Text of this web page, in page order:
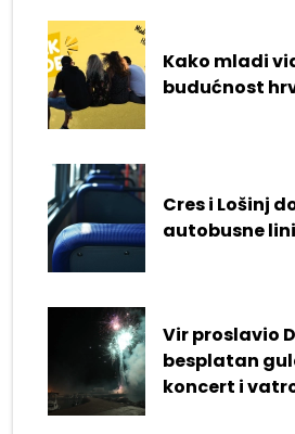
Kako mladi
budućnost
Cres i Lošinj
autobusne
Vir proslavio
besplatan
koncert i